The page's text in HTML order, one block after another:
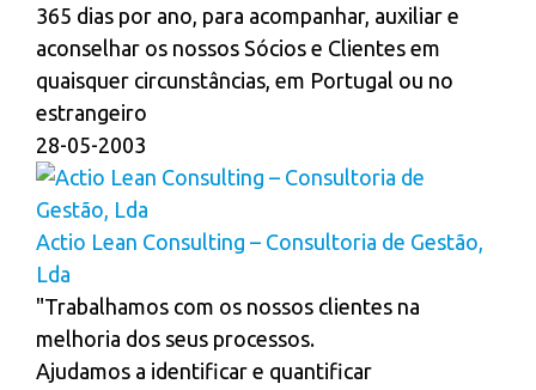
365 dias por ano, para acompanhar, auxiliar e
aconselhar os nossos Sócios e Clientes em
quaisquer circunstâncias, em Portugal ou no
estrangeiro
28-05-2003
Actio Lean Consulting – Consultoria de Gestão,
Lda
"Trabalhamos com os nossos clientes na
melhoria dos seus processos.
Ajudamos a identificar e quantificar